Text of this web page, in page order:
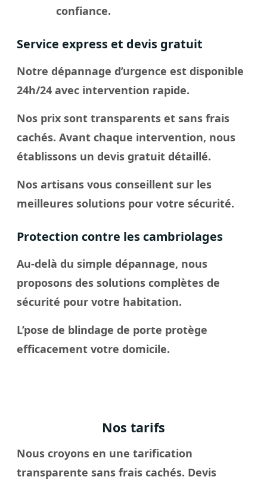
confiance.
Service express et devis gratuit
Notre dépannage d’urgence est disponible
24h/24 avec intervention rapide.
Nos prix sont transparents et sans frais
cachés. Avant chaque intervention, nous
établissons un devis gratuit détaillé.
Nos artisans vous conseillent sur les
meilleures solutions pour votre sécurité.
Protection contre les cambriolages
Au-delà du simple dépannage, nous
proposons des solutions complètes de
sécurité pour votre habitation.
L’pose de blindage de porte protège
efficacement votre domicile.
Nos tarifs
Nous croyons en une tarification
transparente sans frais cachés. Devis